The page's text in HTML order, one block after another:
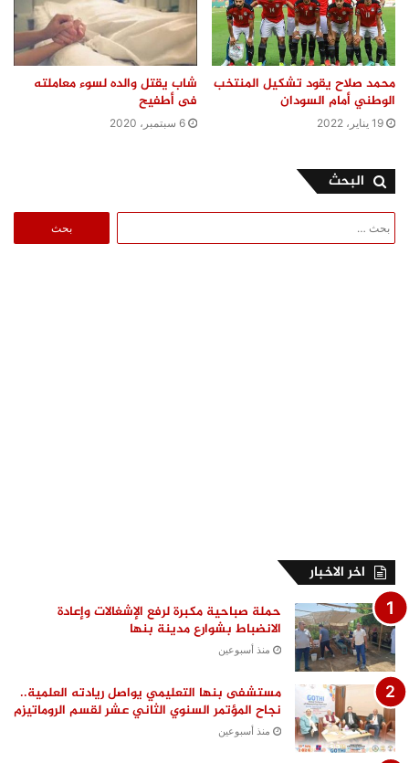
محمد صلاح يقود تشكيل المنتخب
الوطني أمام السودان
19 يناير، 2022
شاب يقتل والده لسوء معاملته
فى أطفيح
6 سبتمبر، 2020
البحث
عن:
اخر الاخبار
حملة صباحية مكبرة لرفع الإشغالات وإعادة
الانضباط بشوارع مدينة بنها
منذ أسبوعين
مستشفى بنها التعليمي يواصل ريادته العلمية..
نجاح المؤتمر السنوي الثاني عشر لقسم الروماتيزم
منذ أسبوعين